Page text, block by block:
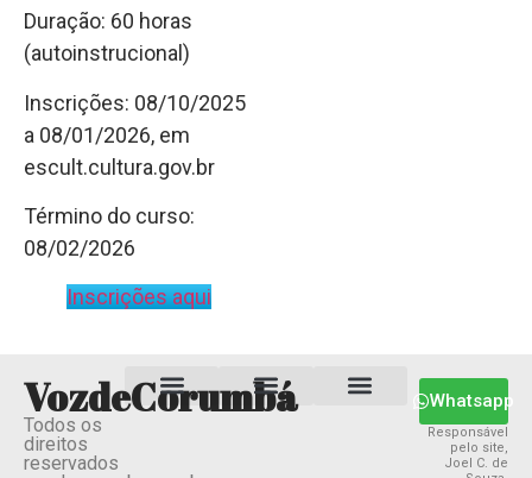
Duração: 60 horas
(autoinstrucional)
Inscrições: 08/10/2025
a 08/01/2026, em
escult.cultura.gov.br
Término do curso:
08/02/2026
Inscrições aqui
VozdeCorumbá
Todos os
direitos
reservados
Whatsapp
Responsável
pelo site,
Joel C. de